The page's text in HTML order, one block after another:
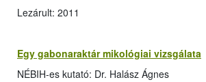
Lezárult: 2011
Egy gabonaraktár mikológiai vizsgálata
NÉBIH-es kutató: Dr. Halász Ágnes